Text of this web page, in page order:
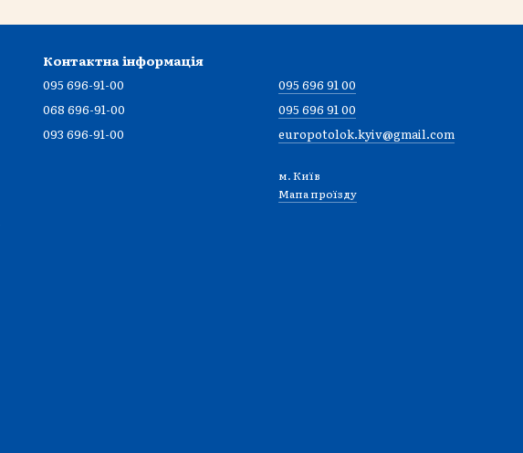
Контактна інформація
095 696-91-00
068 696-91-00
093 696-91-00
095 696 91 00
095 696 91 00
europotolok.kyiv@gmail.com
м. Київ
Мапа проїзду